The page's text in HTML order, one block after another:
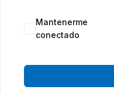
Mantenerme
conectado